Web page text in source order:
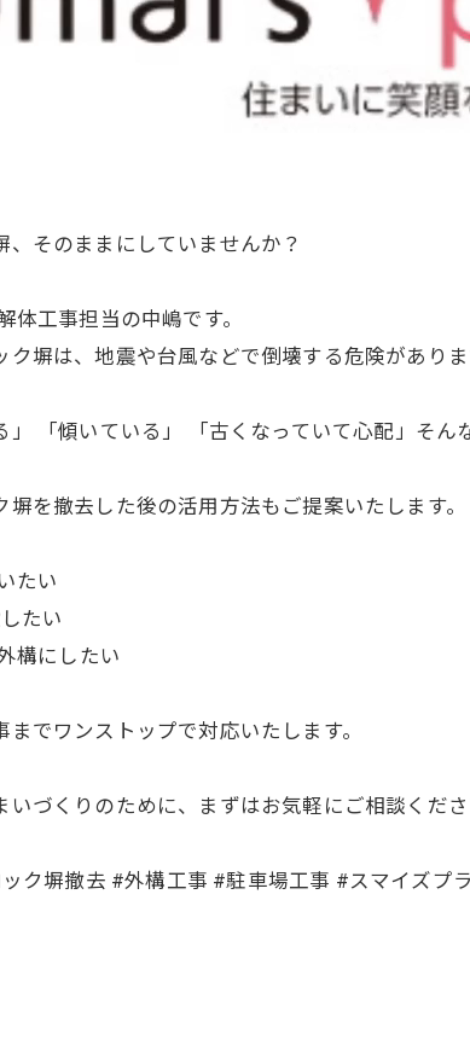
、そのままにしていませんか？⁡
体工事担当の中嶋です。
ク塀は、地震や台風などで倒壊する危険がありま
」 「傾いている」 「古くなっていて心配」そ
塀を撤去した後の活用方法もご提案いたします。⁡
たい⁡
たい
構にしたい⁡
でワンストップで対応いたします。⁡
いづくりのために、まずはお気軽にご相談くださ
ク塀撤去 #外構工事 #駐車場工事 #スマイズプ